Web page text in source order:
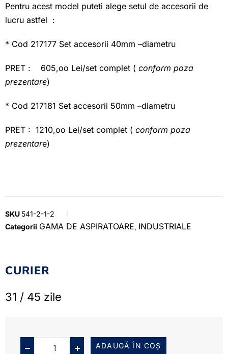
Pentru acest model puteti alege setul de accesorii de
lucru astfel :
* Cod 217177 Set accesorii 40mm –diametru
PRET : 605,oo Lei/set complet ( conform poza
prezentare)
* Cod 217181 Set accesorii 50mm –diametru
PRET : 1210,oo Lei/set complet ( conform poza
prezentare)
SKU 541-2-1-2
Categorii GAMA DE ASPIRATOARE, INDUSTRIALE
CURIER
31 / 45 zile
ADAUGĂ ÎN COȘ